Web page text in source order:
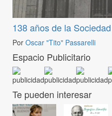
138 años de la
Por Oscar "Tito" Passarelli
Espacio Publicitario
Te pueden interesar